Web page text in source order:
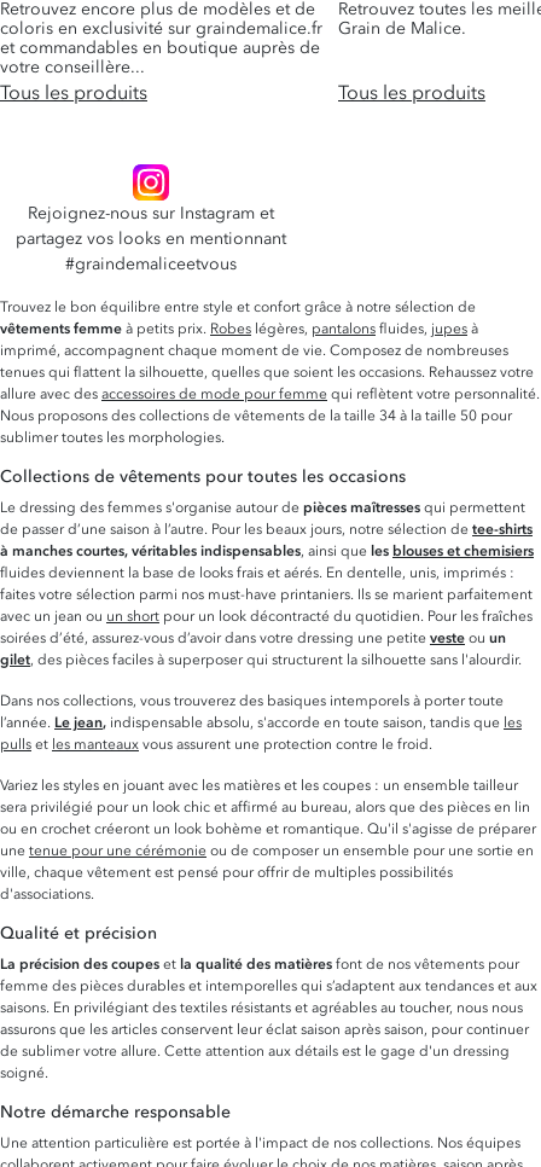
Retrouvez encore plus de modèles et de
coloris en exclusivité sur graindemalice.fr
et commandables en boutique auprès de
votre conseillère...
Tous les produits
Retrouvez toutes les
Grain de Malice.
Tous les produits
Rejoignez-nous sur Instagram et
partagez vos looks en mentionnant
#graindemaliceetvous
Trouvez le bon équilibre entre style et confort grâce à notre sélection de
vêtements femme à petits prix. Robes légères, pantalons fluides, jupes à
imprimé, accompagnent chaque moment de vie. Composez de nombreuses
tenues qui flattent la silhouette, quelles que soient les occasions. Rehaussez votre
allure avec des accessoires de mode pour femme qui reflètent votre personnalité.
Nous proposons des collections de vêtements de la taille 34 à la taille 50 pour
sublimer toutes les morphologies.
Collections de vêtements pour toutes les occasions
Le dressing des femmes s'organise autour de pièces maîtresses qui permettent
de passer d’une saison à l’autre. Pour les beaux jours, notre sélection de tee-shirts
à manches courtes, véritables indispensables, ainsi que les blouses et chemisiers
fluides deviennent la base de looks frais et aérés. En dentelle, unis, imprimés :
faites votre sélection parmi nos must-have printaniers. Ils se marient parfaitement
avec un jean ou un short pour un look décontracté du quotidien. Pour les fraîches
soirées d’été, assurez-vous d’avoir dans votre dressing une petite veste ou un
gilet, des pièces faciles à superposer qui structurent la silhouette sans l'alourdir.
Dans nos collections, vous trouverez des basiques intemporels à porter toute
l’année. Le jean, indispensable absolu, s'accorde en toute saison, tandis que les
pulls et les manteaux vous assurent une protection contre le froid.
Variez les styles en jouant avec les matières et les coupes : un ensemble tailleur
sera privilégié pour un look chic et affirmé au bureau, alors que des pièces en lin
ou en crochet créeront un look bohème et romantique. Qu'il s'agisse de préparer
une tenue pour une cérémonie ou de composer un ensemble pour une sortie en
ville, chaque vêtement est pensé pour offrir de multiples possibilités
d'associations.
Qualité et précision
La précision des coupes et la qualité des matières font de nos vêtements pour
femme des pièces durables et intemporelles qui s’adaptent aux tendances et aux
saisons. En privilégiant des textiles résistants et agréables au toucher, nous nous
assurons que les articles conservent leur éclat saison après saison, pour continuer
de sublimer votre allure. Cette attention aux détails est le gage d'un dressing
soigné.
Notre démarche responsable
Une attention particulière est portée à l'impact de nos collections. Nos équipes